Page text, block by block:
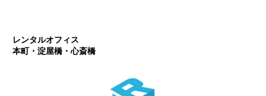
レンタルオフィス
本町・淀屋橋・心斎橋